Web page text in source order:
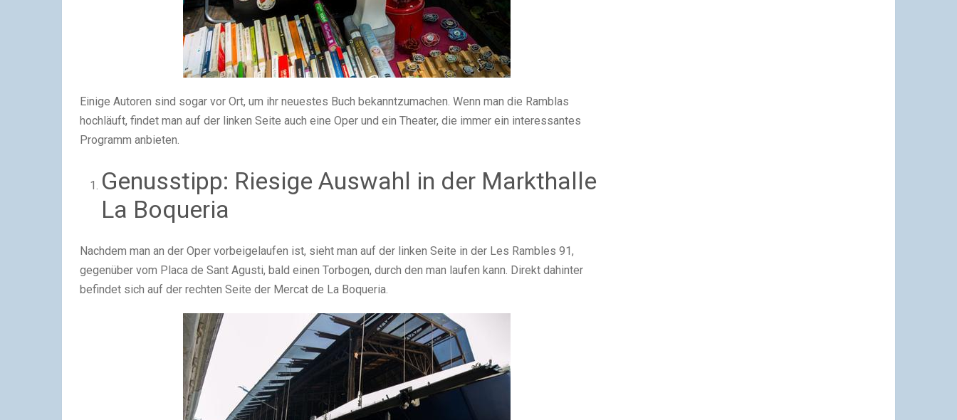
Einige Autoren sind sogar vor Ort, um ihr neuestes Buch bekanntzumachen. Wenn man die Ramblas
hochläuft, findet man auf der linken Seite auch eine Oper und ein Theater, die immer ein interessantes
Programm anbieten.
Genusstipp: Riesige Auswahl in der Markthalle
La Boqueria
Nachdem man an der Oper vorbeigelaufen ist, sieht man auf der linken Seite in der Les Rambles 91,
gegenüber vom Placa de Sant Agusti, bald einen Torbogen, durch den man laufen kann. Direkt dahinter
befindet sich auf der rechten Seite der Mercat de La Boqueria.